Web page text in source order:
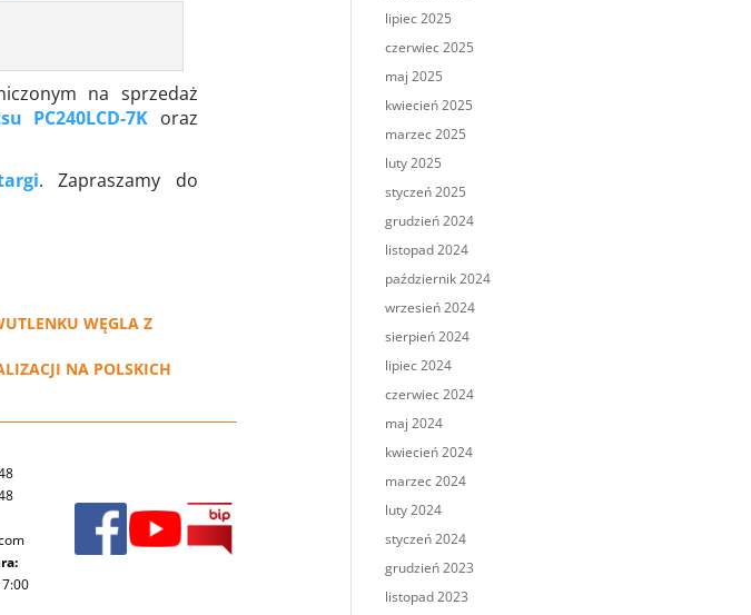
na sprzedaż
PC240LCD-7K oraz
. Zapraszamy do
WĘGLA Z
NA POLSKICH
lipiec 2025
czerwiec 2025
maj 2025
kwiecień 2025
marzec 2025
luty 2025
styczeń 2025
grudzień 2024
listopad 2024
październik 2024
wrzesień 2024
sierpień 2024
lipiec 2024
czerwiec 2024
maj 2024
kwiecień 2024
marzec 2024
luty 2024
styczeń 2024
grudzień 2023
listopad 2023